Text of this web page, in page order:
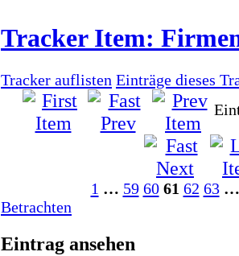
Tracker Item:
Tracker auflisten Einträge dieses
1 … 59 60 61 62 63 …
Betrachten
Eintrag ansehen